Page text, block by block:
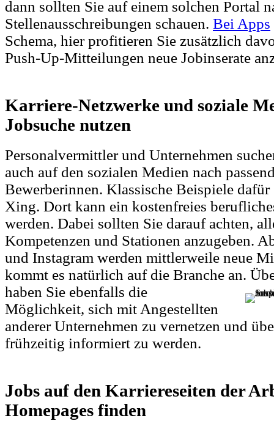
dann sollten Sie auf einem solchen Portal
Stellenausschreibungen schauen. Bei Apps
Schema, hier profitieren Sie zusätzlich
Push-Up-Mitteilungen neue Jobinserate
Karriere-Netzwerke und soziale
Jobsuche nutzen
Personalvermittler und Unternehmen
auch auf den sozialen Medien nach
Bewerberinnen. Klassische Beispiele
Xing. Dort kann ein kostenfreies
werden. Dabei sollten Sie darauf achten,
Kompetenzen und Stationen anzugeben.
und Instagram werden mittlerweile neue
kommt es natürlich auf die Branche an.
haben Sie ebenfalls die
Möglichkeit, sich mit Angestellten
anderer Unternehmen zu vernetzen und
frühzeitig informiert zu werden.
Jobs auf den Karriereseiten der
Homepages finden